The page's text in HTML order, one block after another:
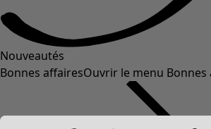
Nouveautés
Bonnes affairesOuvrir le menu Bonnes